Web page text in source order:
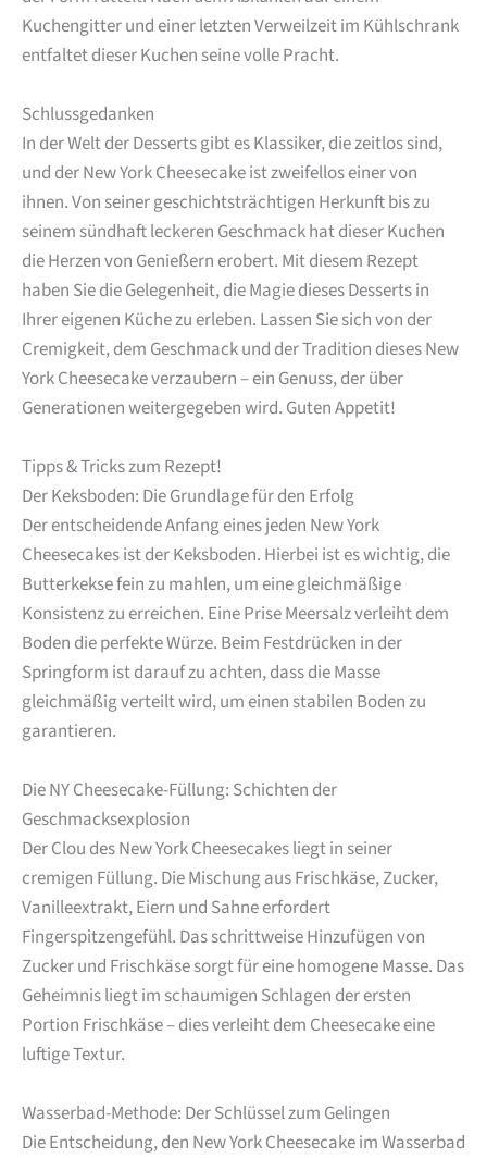
Kuchengitter und einer letzten Verweilzeit im Kühlschrank
entfaltet dieser Kuchen seine volle Pracht.
Schlussgedanken
In der Welt der Desserts gibt es Klassiker, die zeitlos sind,
und der New York Cheesecake ist zweifellos einer von
ihnen. Von seiner geschichtsträchtigen Herkunft bis zu
seinem sündhaft leckeren Geschmack hat dieser Kuchen
die Herzen von Genießern erobert. Mit diesem Rezept
haben Sie die Gelegenheit, die Magie dieses Desserts in
Ihrer eigenen Küche zu erleben. Lassen Sie sich von der
Cremigkeit, dem Geschmack und der Tradition dieses New
York Cheesecake verzaubern – ein Genuss, der über
Generationen weitergegeben wird. Guten Appetit!
Tipps & Tricks zum Rezept!
Der Keksboden: Die Grundlage für den Erfolg
Der entscheidende Anfang eines jeden New York
Cheesecakes ist der Keksboden. Hierbei ist es wichtig, die
Butterkekse fein zu mahlen, um eine gleichmäßige
Konsistenz zu erreichen. Eine Prise Meersalz verleiht dem
Boden die perfekte Würze. Beim Festdrücken in der
Springform ist darauf zu achten, dass die Masse
gleichmäßig verteilt wird, um einen stabilen Boden zu
garantieren.
Die NY Cheesecake-Füllung: Schichten der
Geschmacksexplosion
Der Clou des New York Cheesecakes liegt in seiner
cremigen Füllung. Die Mischung aus Frischkäse, Zucker,
Vanilleextrakt, Eiern und Sahne erfordert
Fingerspitzengefühl. Das schrittweise Hinzufügen von
Zucker und Frischkäse sorgt für eine homogene Masse. Das
Geheimnis liegt im schaumigen Schlagen der ersten
Portion Frischkäse – dies verleiht dem Cheesecake eine
luftige Textur.
Wasserbad-Methode: Der Schlüssel zum Gelingen
Die Entscheidung, den New York Cheesecake im Wasserbad